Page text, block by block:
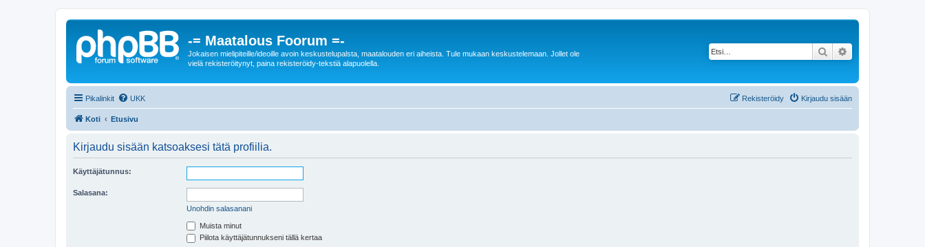
-= Maatalous Foorum =-
Jokaisen mielipiteille/ideoille avoin keskustelupalsta, maatalouden eri aiheista. Tule mukaan keskustelemaan. Jollet ole
vielä rekisteröitynyt, paina rekisteröidy-tekstiä alapuolella.
Etsi
Pikalinkit UKK Kirjaudu sisään
Rekisteröidy
Koti Etusivu
Kirjaudu sisään katsoaksesi tätä profiilia.
Käyttäjätunnus:
Salasana:
Unohdin salasanani
Muista minut
Piilota käyttäjätunnukseni tällä kertaa